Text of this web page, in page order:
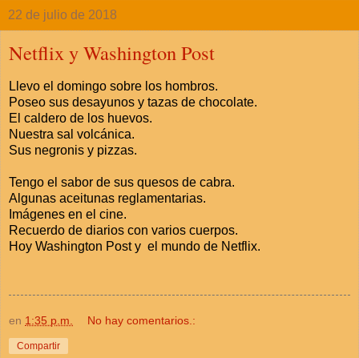
22 de julio de 2018
Netflix y Washington Post
Llevo el domingo sobre los hombros.
Poseo sus desayunos y tazas de chocolate.
El caldero de los huevos.
Nuestra sal volcánica.
Sus negronis y pizzas.
Tengo el sabor de sus quesos de cabra.
Algunas aceitunas reglamentarias.
Imágenes en el cine.
Recuerdo de diarios con varios cuerpos.
Hoy Washington Post y el mundo de Netflix.
en 1:35 p.m. No hay comentarios.:
Compartir